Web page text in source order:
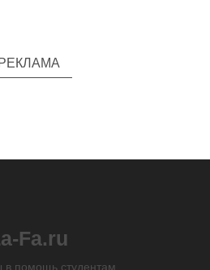
РЕКЛАМА
Fa.ru
в помощь студентам